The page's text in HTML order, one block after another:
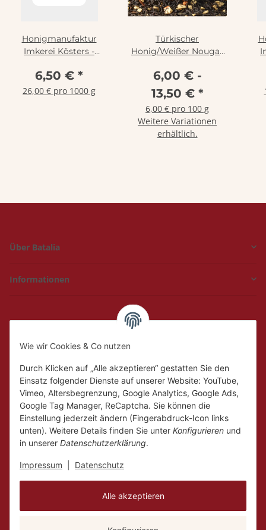
Alle akzeptieren
Wie wir Cookies & Co nutzen
Durch Klicken auf „Alle akzeptieren“ gestatten Sie den
Einsatz folgender Dienste auf unserer Website: YouTube,
Vimeo, Altersbegrenzung, Google Analytics, Google Ads,
Google Tag Manager, ReCaptcha. Sie können die
Einstellung jederzeit ändern (Fingerabdruck-Icon links
unten). Weitere Details finden Sie unter Konfigurieren und
in unserer Datenschutzerklärung.
Impressum Datenschutz
Honigmanufaktur
Imkerei Kösters -
250g
6,50 € *
26,00 € pro 1000 g
Türkischer
Honig/Weißer Nougat
6,00 € -
13,50 € *
6,00 € pro 100 g
Weitere Variationen
erhältlich.
Über Batalia
Informationen
Hückelhoven und
Di. - Fr.
10:00 - 18:00
10:00 - 14:00